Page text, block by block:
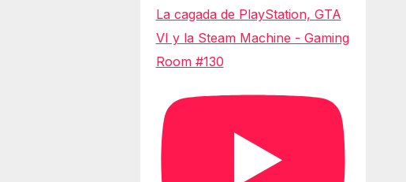
La cagada de PlayStation, GTA
VI y la Steam Machine - Gaming
Room #130